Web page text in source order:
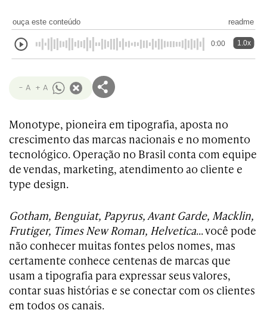
ouça este conteúdo readme
0:00 1.0x
- A + A
Monotype, pioneira em tipografia, aposta no
crescimento das marcas nacionais e no momento
tecnológico. Operação no Brasil conta com equipe
de vendas, marketing, atendimento ao cliente e
type design.
Gotham, Benguiat, Papyrus, Avant Garde, Macklin,
Frutiger, Times New Roman, Helvetica… você pode
não conhecer muitas fontes pelos nomes, mas
certamente conhece centenas de marcas que
usam a tipografia para expressar seus valores,
contar suas histórias e se conectar com os clientes
em todos os canais.